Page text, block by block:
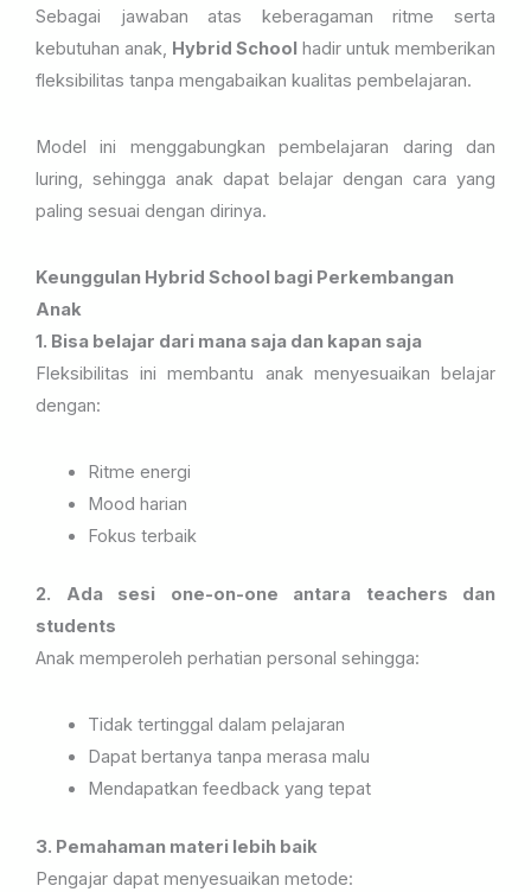
Sebagai jawaban atas keberagaman ritme serta
kebutuhan anak, Hybrid School hadir untuk memberikan
fleksibilitas tanpa mengabaikan kualitas pembelajaran.
Model ini menggabungkan pembelajaran daring dan
luring, sehingga anak dapat belajar dengan cara yang
paling sesuai dengan dirinya.
Keunggulan Hybrid School bagi Perkembangan
Anak
1. Bisa belajar dari mana saja dan kapan saja
Fleksibilitas ini membantu anak menyesuaikan belajar
dengan:
Ritme energi
Mood harian
Fokus terbaik
2. Ada sesi one-on-one antara teachers dan
students
Anak memperoleh perhatian personal sehingga:
Tidak tertinggal dalam pelajaran
Dapat bertanya tanpa merasa malu
Mendapatkan feedback yang tepat
3. Pemahaman materi lebih baik
Pengajar dapat menyesuaikan metode: